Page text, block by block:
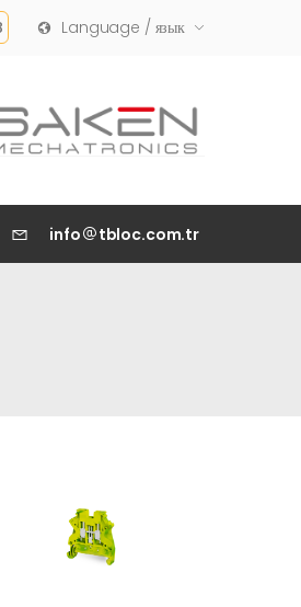
Language / язык
info tbloc.com.tr